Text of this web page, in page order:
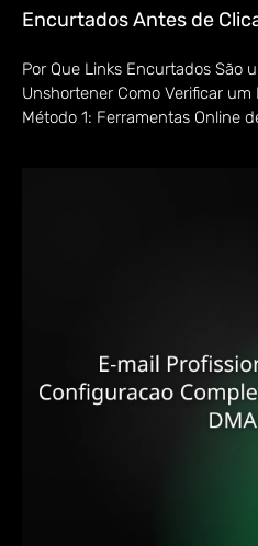
Encurtados Antes de
Por Que Links Encurtados São
Unshortener Como Verificar
Método 1: Ferramentas Online